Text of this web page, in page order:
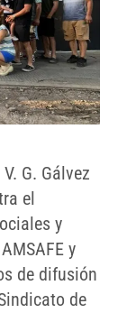
G. Gálvez
el
y
y
de difusión
de